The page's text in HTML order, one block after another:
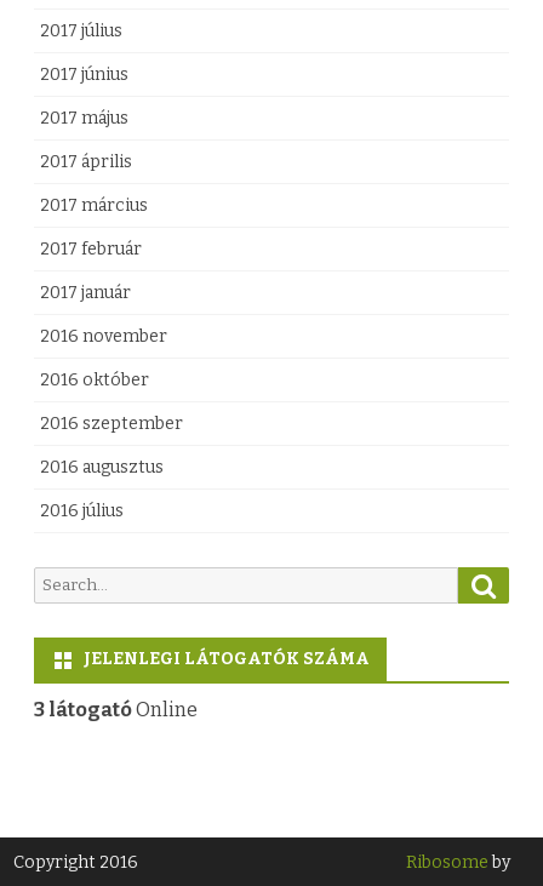
2017 július
2017 június
2017 május
2017 április
2017 március
2017 február
2017 január
2016 november
2016 október
2016 szeptember
2016 augusztus
2016 július
a
c
:
e
h
JELENLEGI LÁTOGATÓK SZÁMA
3 látogatóOnline
Copyright 2016 Ribosomeby